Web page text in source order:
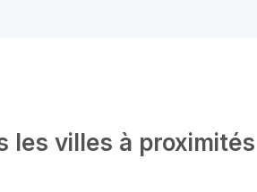
les villes à proximités